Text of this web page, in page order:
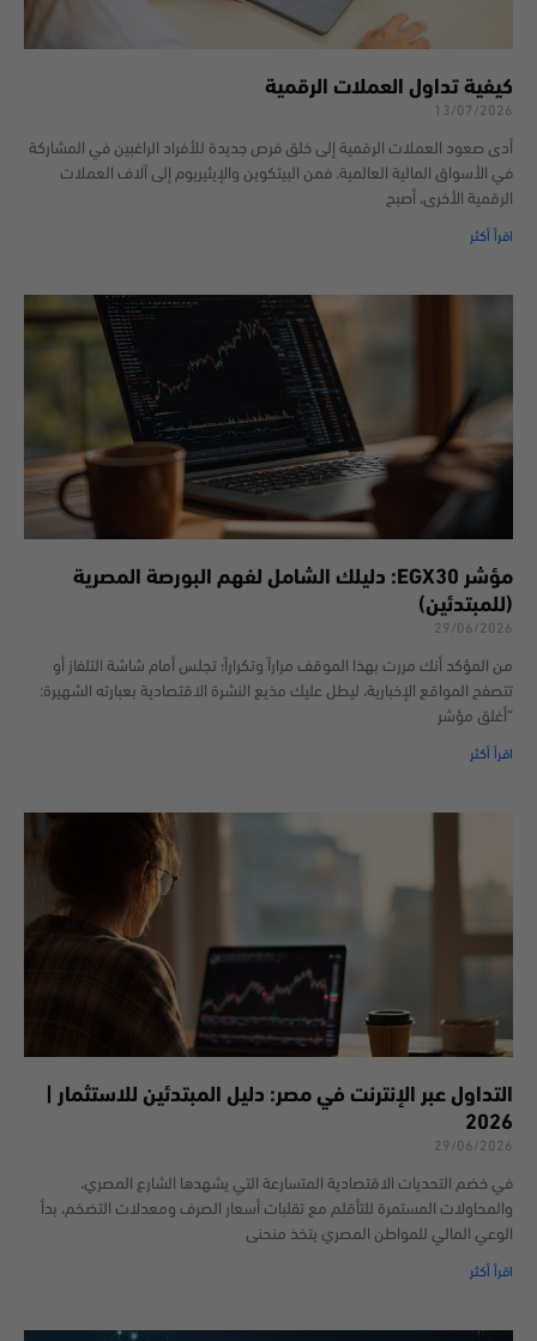
كيفية تداول العملات الرقمية
13/07/2026
أدى صعود العملات الرقمية إلى خلق فرص جديدة للأفراد الراغبين في المشاركة
في الأسواق المالية العالمية. فمن البيتكوين والإيثيريوم إلى آلاف العملات
الرقمية الأخرى، أصبح
اقرأ أكثر
مؤشر EGX30: دليلك الشامل لفهم البورصة المصرية
(للمبتدئين)
29/06/2026
من المؤكد أنك مررت بهذا الموقف مراراً وتكراراً؛ تجلس أمام شاشة التلفاز أو
تتصفح المواقع الإخبارية، ليطل عليك مذيع النشرة الاقتصادية بعبارته الشهيرة:
“أغلق مؤشر
اقرأ أكثر
التداول عبر الإنترنت في مصر: دليل المبتدئين للاستثمار |
2026
29/06/2026
في خضم التحديات الاقتصادية المتسارعة التي يشهدها الشارع المصري،
والمحاولات المستمرة للتأقلم مع تقلبات أسعار الصرف ومعدلات التضخم، بدأ
الوعي المالي للمواطن المصري يتخذ منحنى
اقرأ أكثر